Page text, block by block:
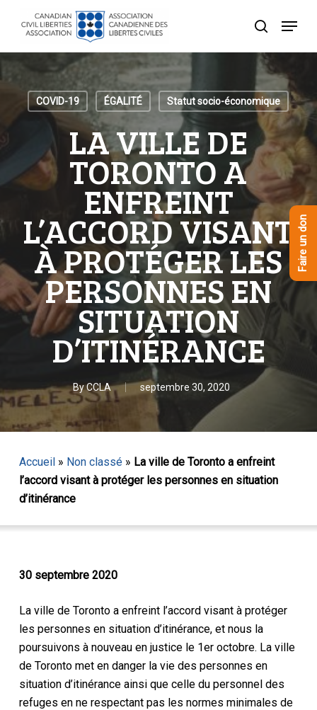
content
recherche
Menu
COVID-19 ÉGALITÉ Statut socio-économique
LA VILLE DE
TORONTO A
ENFREINT
L’ACCORD VISANT
À PROTÉGER LES
PERSONNES EN
SITUATION
D’ITINÉRANCE
ByCCLA septembre 30, 2020
Accueil» Non classé» La ville de Toronto a enfreint
l’accord visant à protéger les personnes en situation
d’itinérance
30 septembre 2020
La ville de Toronto a enfreint l’accord visant à protéger
les personnes en situation d’itinérance, et nous la
poursuivons à nouveau en justice le 1er octobre. La ville
de Toronto met en danger la vie des personnes en
situation d’itinérance ainsi que celle du personnel des
refuges en ne respectant pas les normes minimales de
Faire un don